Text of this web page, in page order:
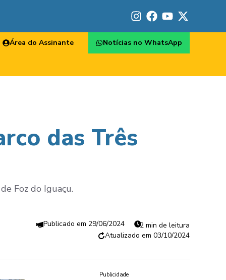
Área do Assinante Notícias no WhatsApp
das Três
Foz do Iguaçu.
29/06/2024
2 min de leitura
03/10/2024
Publicidade